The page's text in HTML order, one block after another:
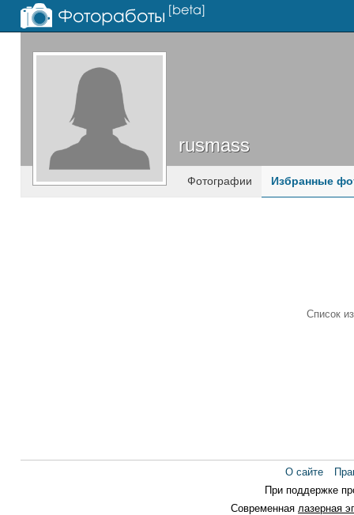
rusmass
rusmass
Фотографии Избранные
Список
О сайте
При поддержке
Современная лазерная